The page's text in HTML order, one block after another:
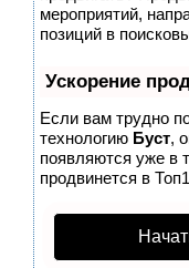
мероприятий,
позиций в
Ускорение
Если вам трудно
технологию Буст,
появляются уже в
продвинется в